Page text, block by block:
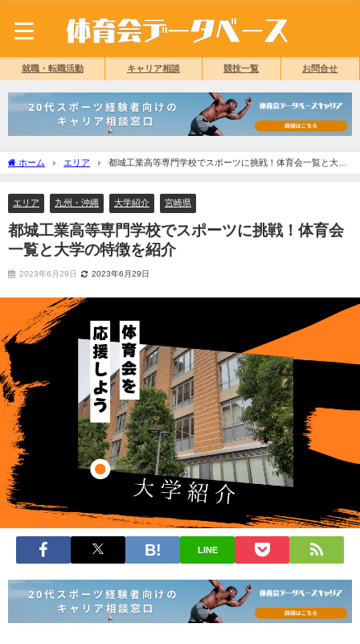
就職・転職活動 キャリア相談 競技一覧 お問合せ
ホーム エリア
都城工業高等専門学校でスポーツに挑戦！体育会一覧と大学
の特徴を紹介
エリア 九州・沖縄 大学紹介 宮崎県
都城工業高等専門学校でスポーツに挑戦！体育会
一覧と大学の特徴を紹介
2023年6月29日 2023年6月29日
LINE